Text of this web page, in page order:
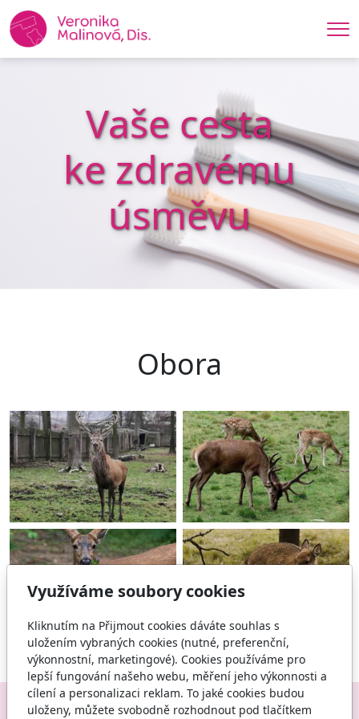
Vaše cesta
ke zdravému
úsměvu
Obora
Využíváme soubory cookies
Kliknutím na Přijmout cookies dáváte souhlas s
uložením vybraných cookies (nutné, preferenční,
výkonnostní, marketingové). Cookies používáme pro
lepší fungování našeho webu, měření jeho výkonnosti a
cílení a personalizaci reklam. To jaké cookies budou
uloženy, můžete svobodně rozhodnout pod tlačítkem